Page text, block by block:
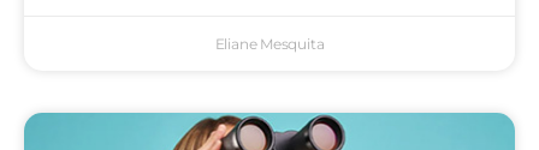
Eliane Mesquita